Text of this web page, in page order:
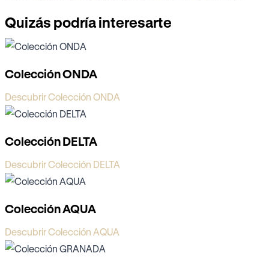
Quizás podría interesarte
Colección ONDA
Descubrir Colección ONDA
Colección DELTA
Descubrir Colección DELTA
Colección AQUA
Descubrir Colección AQUA